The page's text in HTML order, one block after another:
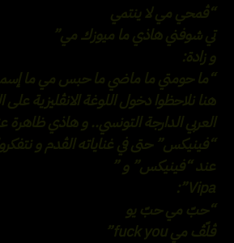
“ڨمحي مي لا ينتمي
تي شوفني هاذي ما ميوزك مي”
و زادة:
“ما حومتي ما ماضي ما حبس مي ما
هنا نلاحظوا دخول اللوغة الانڤليزية على
العربي الدارجة التونسي.. و هاذي ظاهرة
“فينيكس” حتى في غناياته الڤدم و
عند “فينيكس” و ”
Vipa”:
“حبّ مي حبّ يو
ڤلّڤ مي fuck you”